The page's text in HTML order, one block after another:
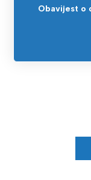
Obavijest o